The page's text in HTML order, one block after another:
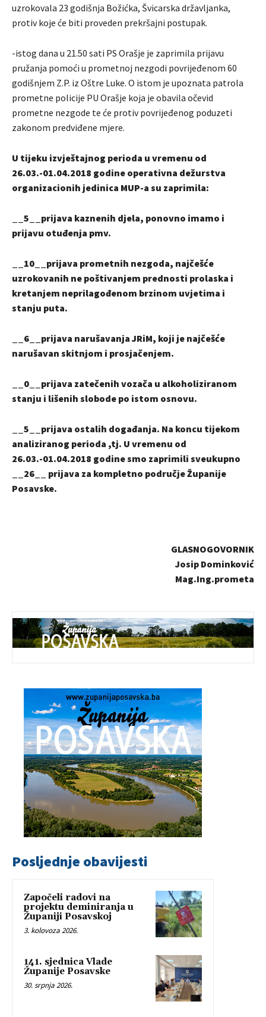
uzrokovala 23 godišnja Božićka, Švicarska državljanka,
protiv koje će biti proveden prekršajni postupak.
-istog dana u 21.50 sati PS Orašje je zaprimila prijavu
pružanja pomoći u prometnoj nezgodi povrijeđenom 60
godišnjem Z.P. iz Oštre Luke. O istom je upoznata patrola
prometne policije PU Orašje koja je obavila očevid
prometne nezgode te će protiv povrijeđenog poduzeti
zakonom predviđene mjere.
U tijeku izvještajnog perioda u vremenu od
26.03.-01.04.2018 godine operativna dežurstva
organizacionih jedinica MUP-a su zaprimila:
__5__prijava kaznenih djela, ponovno imamo i
prijavu otuđenja pmv.
__10__prijava prometnih nezgoda, najčešće
uzrokovanih ne poštivanjem prednosti prolaska i
kretanjem neprilagođenom brzinom uvjetima i
stanju puta.
__6__prijava narušavanja JRiM, koji je najčešće
narušavan skitnjom i prosjačenjem.
__0__prijava zatečenih vozača u alkoholiziranom
stanju i lišenih slobode po istom osnovu.
__5__prijava ostalih događanja. Na koncu tijekom
analiziranog perioda ,tj. U vremenu od
26.03.-01.04.2018 godine smo zaprimili sveukupno
__26__ prijava za kompletno područje Županije
Posavske.
GLASNOGOVORNIK
Josip Dominković
Mag.Ing.prometa
Posljednje obavijesti
Započeli radovi na
projektu deminiranja u
Županiji Posavskoj
3. kolovoza 2026.
141. sjednica Vlade
Županije Posavske
30. srpnja 2026.